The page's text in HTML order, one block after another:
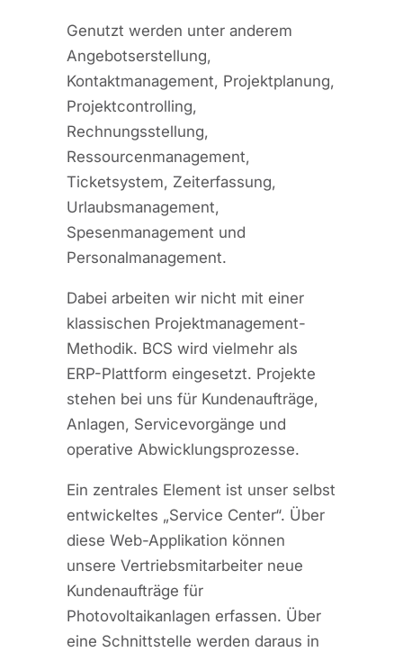
Genutzt werden unter anderem
Angebotserstellung,
Kontaktmanagement, Projektplanung,
Projektcontrolling,
Rechnungsstellung,
Ressourcenmanagement,
Ticketsystem, Zeiterfassung,
Urlaubsmanagement,
Spesenmanagement und
Personalmanagement.
Dabei arbeiten wir nicht mit einer
klassischen Projektmanagement-
Methodik. BCS wird vielmehr als
ERP-Plattform eingesetzt. Projekte
stehen bei uns für Kundenaufträge,
Anlagen, Servicevorgänge und
operative Abwicklungsprozesse.
Ein zentrales Element ist unser selbst
entwickeltes „Service Center“. Über
diese Web-Applikation können
unsere Vertriebsmitarbeiter neue
Kundenaufträge für
Photovoltaikanlagen erfassen. Über
eine Schnittstelle werden daraus in